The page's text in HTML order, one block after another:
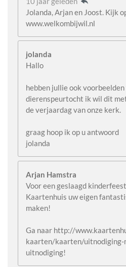
Jolanda, Arjan en Joost. Kijk
www.welkombijwil.nl
jolanda
Hallo
hebben jullie ook voorbeelden
dierenspeurtocht ik wil dit
de verjaardag van onze kerk.
graag hoop ik op u antwoord
jolanda
Arjan Hamstra
Voor een geslaagd
Kaartenhuis uw eigen
maken!
Ga naar http://
kaarten/kaarten/uitnodiging-
uitnodiging!